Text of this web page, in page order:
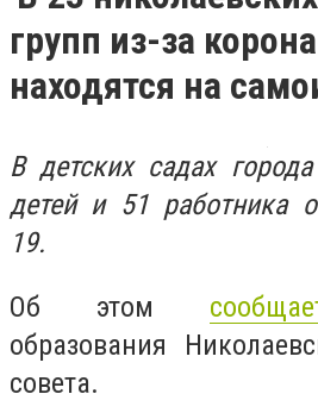
групп из-за
находятся на
В детских садах
детей и 51 работника
19.
Об этом
образования
совета.